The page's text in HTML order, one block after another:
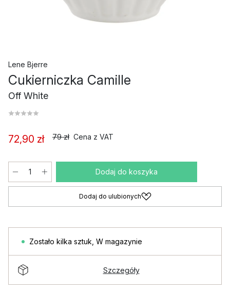
Lene Bjerre
Cukierniczka Camille
Off White
72,90 zł 79 zł Cena z VAT
Dodaj do koszyka
Dodaj do ulubionych
Zostało kilka sztuk W magazynie
Szczegóły